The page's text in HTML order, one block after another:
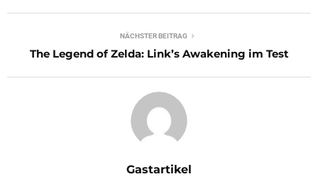
NÄCHSTER BEITRAG
The Legend of Zelda: Link’s Awakening im Test
Gastartikel